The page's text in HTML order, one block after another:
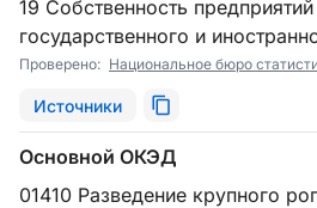
19 Собственность предприятий без
государственного и
Проверено: Национальное бюро
Источники
Основной ОКЭД
01410 Разведение крупного рогатого скота